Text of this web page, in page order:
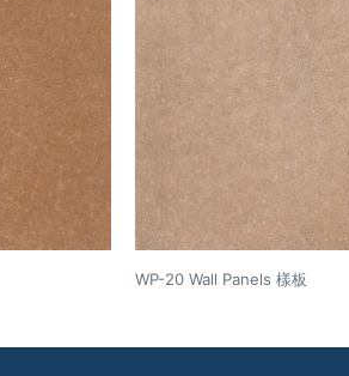
WP-20 Wall Panels 樣板